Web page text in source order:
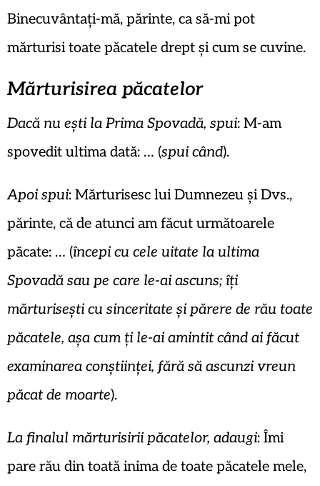
Binecuvântați-mă, părinte, ca să-mi pot
mărturisi toate păcatele drept și cum se cuvine.
Mărturisirea păcatelor
Dacă nu ești la Prima Spovadă, spui: M-am
spovedit ultima dată: … (spui când).
Apoi spui: Mărturisesc lui Dumnezeu și Dvs.,
părinte, că de atunci am făcut următoarele
păcate: … (începi cu cele uitate la ultima
Spovadă sau pe care le-ai ascuns; îți
mărturisești cu sinceritate și părere de rău toate
păcatele, așa cum ți le-ai amintit când ai făcut
examinarea conștiinței, fără să ascunzi vreun
păcat de moarte).
La finalul mărturisirii păcatelor, adaugi: Îmi
pare rău din toată inima de toate păcatele mele,